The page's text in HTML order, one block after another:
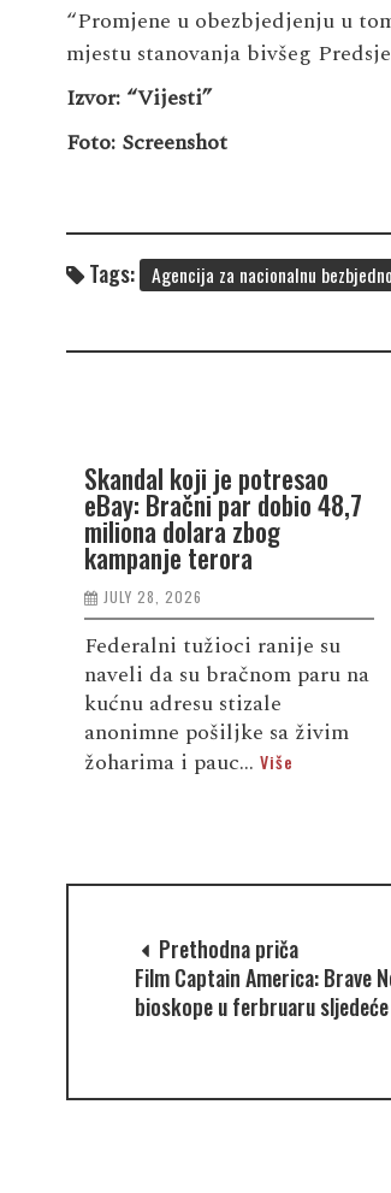
“Promjene u obezbjedjenju u
mjestu stanovanja bivšeg
Izvor: “Vijesti”
Foto: Screenshot
Tags: Agencija za nacionalnu
Skandal koji je potresao
eBay: Bračni par dobio 48,7
miliona dolara zbog
kampanje terora
JULY 28, 2026
Federalni tužioci ranije su
naveli da su bračnom paru na
kućnu adresu stizale
anonimne pošiljke sa živim
žoharima i pauc... Više
Prethodna priča
Film Captain America: Brave
bioskope u ferbruaru